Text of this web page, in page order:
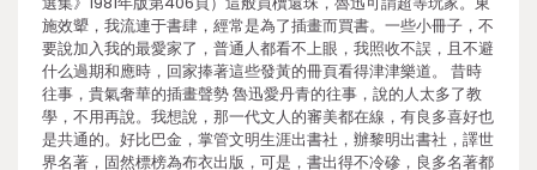
施效顰，我流連于書肆，經常是為了插畫而買書。一些小冊子，不
要說加入我的最愛家了，普通人都看不上眼，我照收不誤，且不避
什么過期和應時，回家捧著這些發黃的冊頁看得津津樂道。 昔時
往事，貴氣奢華的插畫聲勢 魯迅愛丹青的往事，說的人太多了教
學，不用再說。我想說，那一代文人的審美都在線，有良多喜好也
是共通的。好比巴金，掌管文明生涯出書社，辦黎明出書社，譯世
界名著，固然標榜為布衣出版，可是，書出得不冷磣，良多名著都